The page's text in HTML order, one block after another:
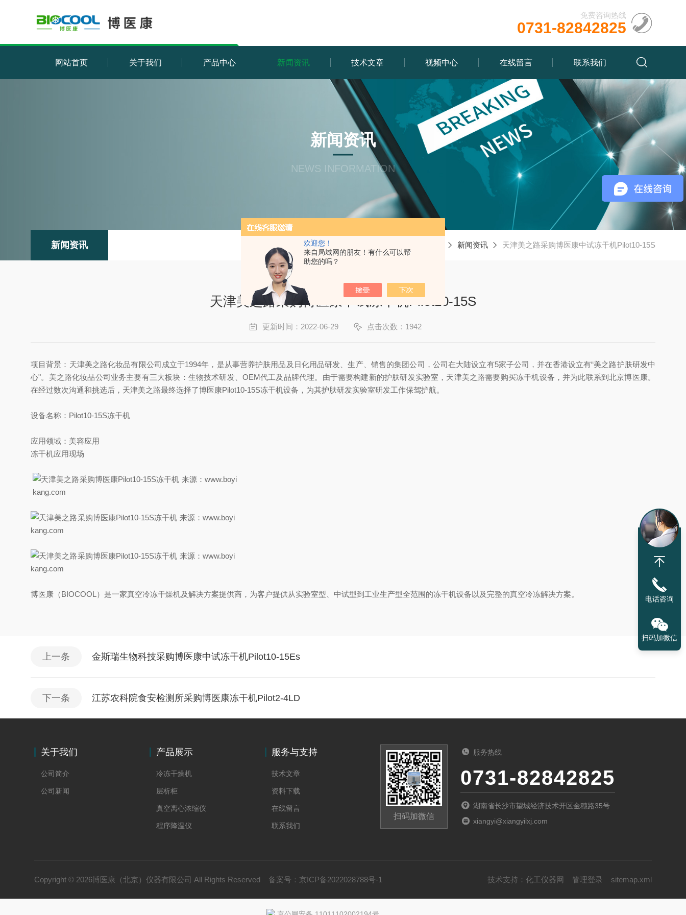
欢迎您！
来自局域网的朋友！有什么可以帮
助您的吗？
免费咨询热线
0731-82842825
网站首页 关于我们 产品中心 新闻资讯 技术文章 视频中心 在线留言 联系我们
新闻资讯
NEWS INFORMATION
新闻资讯 新闻资讯 天津美之路采购博医康中试冻干机Pilot10-15S
天津美之路采购博医康中试冻干机Pilot10-15S
更新时间：2022-06-29 点击次数：1942
项目背景：天津美之路化妆品有限公司成立于1994年，是从事营养护肤用品及日化用品研发、生产、销售的集团公司，公司在大陆设立有5家子公司，并在香港设立有“美之路护肤研发中
心"。美之路化妆品公司业务主要有三大板块：生物技术研发、OEM代工及品牌代理。由于需要构建新的护肤研发实验室，天津美之路需要购买冻干机设备，并为此联系到北京博医康。
在经过数次沟通和挑选后，天津美之路最终选择了博医康Pilot10-15S冻干机设备，为其护肤研发实验室研发工作保驾护航。
设备名称：Pilot10-15S冻干机
应用领域：美容应用
冻干机应用现场
博医康（BIOCOOL）是一家真空冷冻干燥机及解决方案提供商，为客户提供从实验室型、中试型到工业生产型全范围的冻干机设备以及完整的真空冷冻解决方案。
上一条 金斯瑞生物科技采购博医康中试冻干机Pilot10-15Es
下一条 江苏农科院食安检测所采购博医康冻干机Pilot2-4LD
关于我们
公司简介
公司新闻
产品展示
冷冻干燥机
层析柜
真空离心浓缩仪
程序降温仪
服务与支持
技术文章
资料下载
在线留言
联系我们
扫码加微信
服务热线
0731-82842825
湖南省长沙市望城经济技术开区金穗路35号
xiangyi@xiangyilxj.com
Copyright © 2026博医康（北京）仪器有限公司 All Rights Reserved 备案号： 京ICP备2022028788号-1 技术支持： 化工仪器网 管理登录 sitemap.xml
电话咨询
扫码加微信